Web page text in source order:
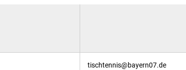
tischtennis@bayern07.de